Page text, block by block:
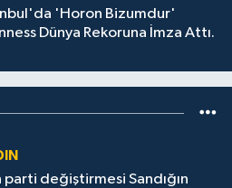
'Horon Bizumdur'
Dünya Rekoruna İmza Attı.
değiştirmesi Sandığın